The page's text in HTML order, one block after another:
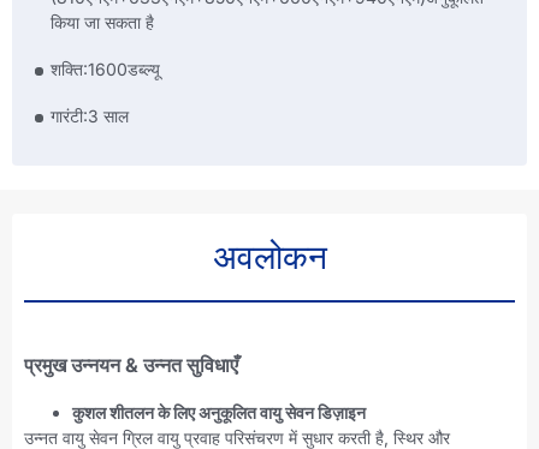
किया जा सकता है
शक्ति:1600डब्ल्यू
गारंटी:3 साल
अवलोकन
प्रमुख उन्नयन & उन्नत सुविधाएँ
कुशल शीतलन के लिए अनुकूलित वायु सेवन डिज़ाइन
उन्नत वायु सेवन ग्रिल वायु प्रवाह परिसंचरण में सुधार करती है, स्थिर और